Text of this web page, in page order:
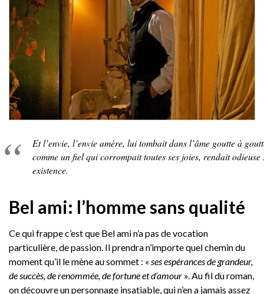
Et l’envie, l’envie amère, lui tombait dans l’âme goutte à
comme un fiel qui corrompait toutes ses joies, rendait odieuse
existence.
Bel ami: l’homme sans qualité
Ce qui frappe c’est que Bel ami n’a pas de vocation
particulière, de passion. Il prendra n’importe quel chemin du
moment qu’il le mène au sommet : « ses espérances de grandeur,
de succès, de renommée, de fortune et d’amour ». Au fil du roman,
on découvre un personnage insatiable, qui n’en a jamais assez